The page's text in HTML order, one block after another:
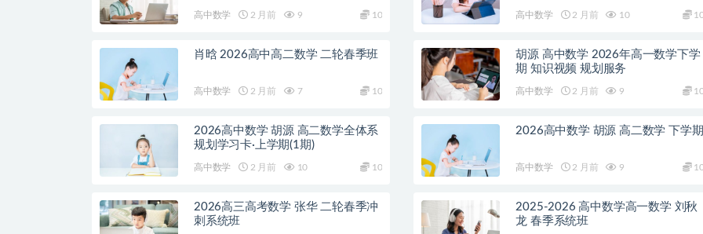
高中数学 2 月前 9 10 高中数学 2 月前 10
肖晗 2026高中高二数学 二轮春季班
高中数学 2 月前 7 10
胡源 高中数学 2026年高一数学下学
期 知识视频 规划服务
高中数学 2 月前 9
2026高中数学 胡源 高二数学全体系
规划学习卡·上学期(1期)
高中数学 2 月前 10 10
2026高中数学 胡源 高二数学 下学期
高中数学 2 月前 9
2026高三高考数学 张华 二轮春季冲
刺系统班
2025-2026 高中数学高一数学 刘秋
龙 春季系统班